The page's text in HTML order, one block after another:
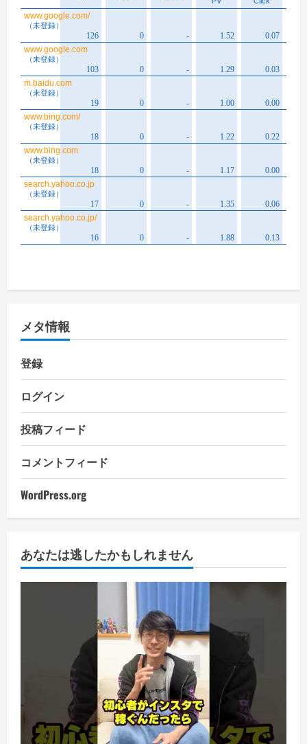
メタ情報
登録
ログイン
投稿フィード
コメントフィード
WordPress.org
あなたは逃したかもしれません